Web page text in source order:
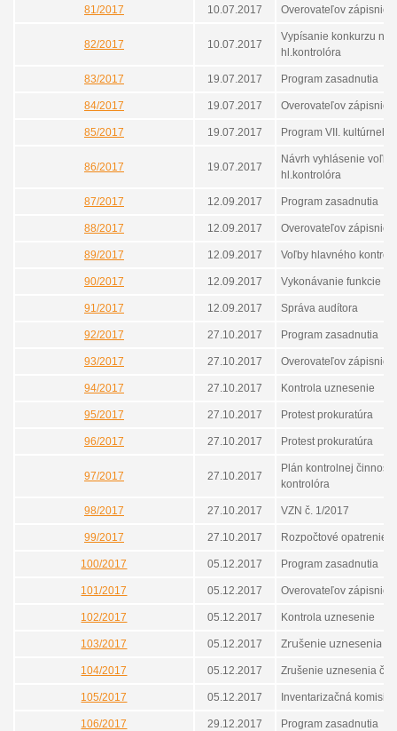
81/2017 10.07.2017 Overovateľov zápisnice
82/2017 10.07.2017
Vypísanie konkurzu na
hl.kontrolóra
83/2017 19.07.2017 Program zasadnutia
84/2017 19.07.2017 Overovateľov zápisnice
85/2017 19.07.2017 Program VII.
86/2017 19.07.2017
Návrh vyhlásenie voľby
hl.kontrolóra
87/2017 12.09.2017 Program zasadnutia
88/2017 12.09.2017 Overovateľov zápisnice
89/2017 12.09.2017 Voľby hlavného
90/2017 12.09.2017 Vykonávanie funkcie
91/2017 12.09.2017 Správa audítora
92/2017 27.10.2017 Program zasadnutia
93/2017 27.10.2017 Overovateľov zápisnice
94/2017 27.10.2017 Kontrola uznesenie
95/2017 27.10.2017 Protest prokuratúra
96/2017 27.10.2017 Protest prokuratúra
97/2017 27.10.2017
Plán kontrolnej činnosti
kontrolóra
98/2017 27.10.2017 VZN č. 1/2017
99/2017 27.10.2017 Rozpočtové opatrenie
100/2017 05.12.2017 Program zasadnutia
101/2017 05.12.2017 Overovateľov zápisnice
102/2017 05.12.2017 Kontrola uznesenie
103/2017 05.12.2017 Zrušenie uznesenia č.
104/2017 05.12.2017 Zrušenie uznesenia č.
105/2017 05.12.2017 Inventarizačná komisia
106/2017 29.12.2017 Program zasadnutia